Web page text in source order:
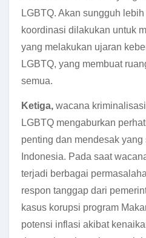
LGBTQ. Akan sungguh
koordinasi dilakukan untuk
yang melakukan ujaran
LGBTQ, yang membuat
semua.
Ketiga, wacana
LGBTQ mengaburkan
penting dan mendesak
Indonesia. Pada saat
terjadi berbagai
respon tanggap dari
kasus korupsi program
potensi inflasi akibat